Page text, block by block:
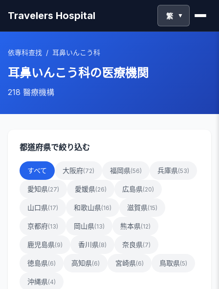
Travelers Hospital 繁 ▼
依專科查找 / 耳鼻いんこう科
耳鼻いんこう科の医療機関
218 醫療機構
都道府県で絞り込む
すべて 大阪府(72) 福岡県(56) 兵庫県(53)
愛知県(27) 愛媛県(26) 広島県(20)
山口県(17) 和歌山県(16) 滋賀県(15)
京都府(13) 岡山県(13) 熊本県(12)
鹿児島県(9) 香川県(8) 奈良県(7)
徳島県(6) 高知県(6) 宮崎県(6) 鳥取県(5)
沖縄県(4)